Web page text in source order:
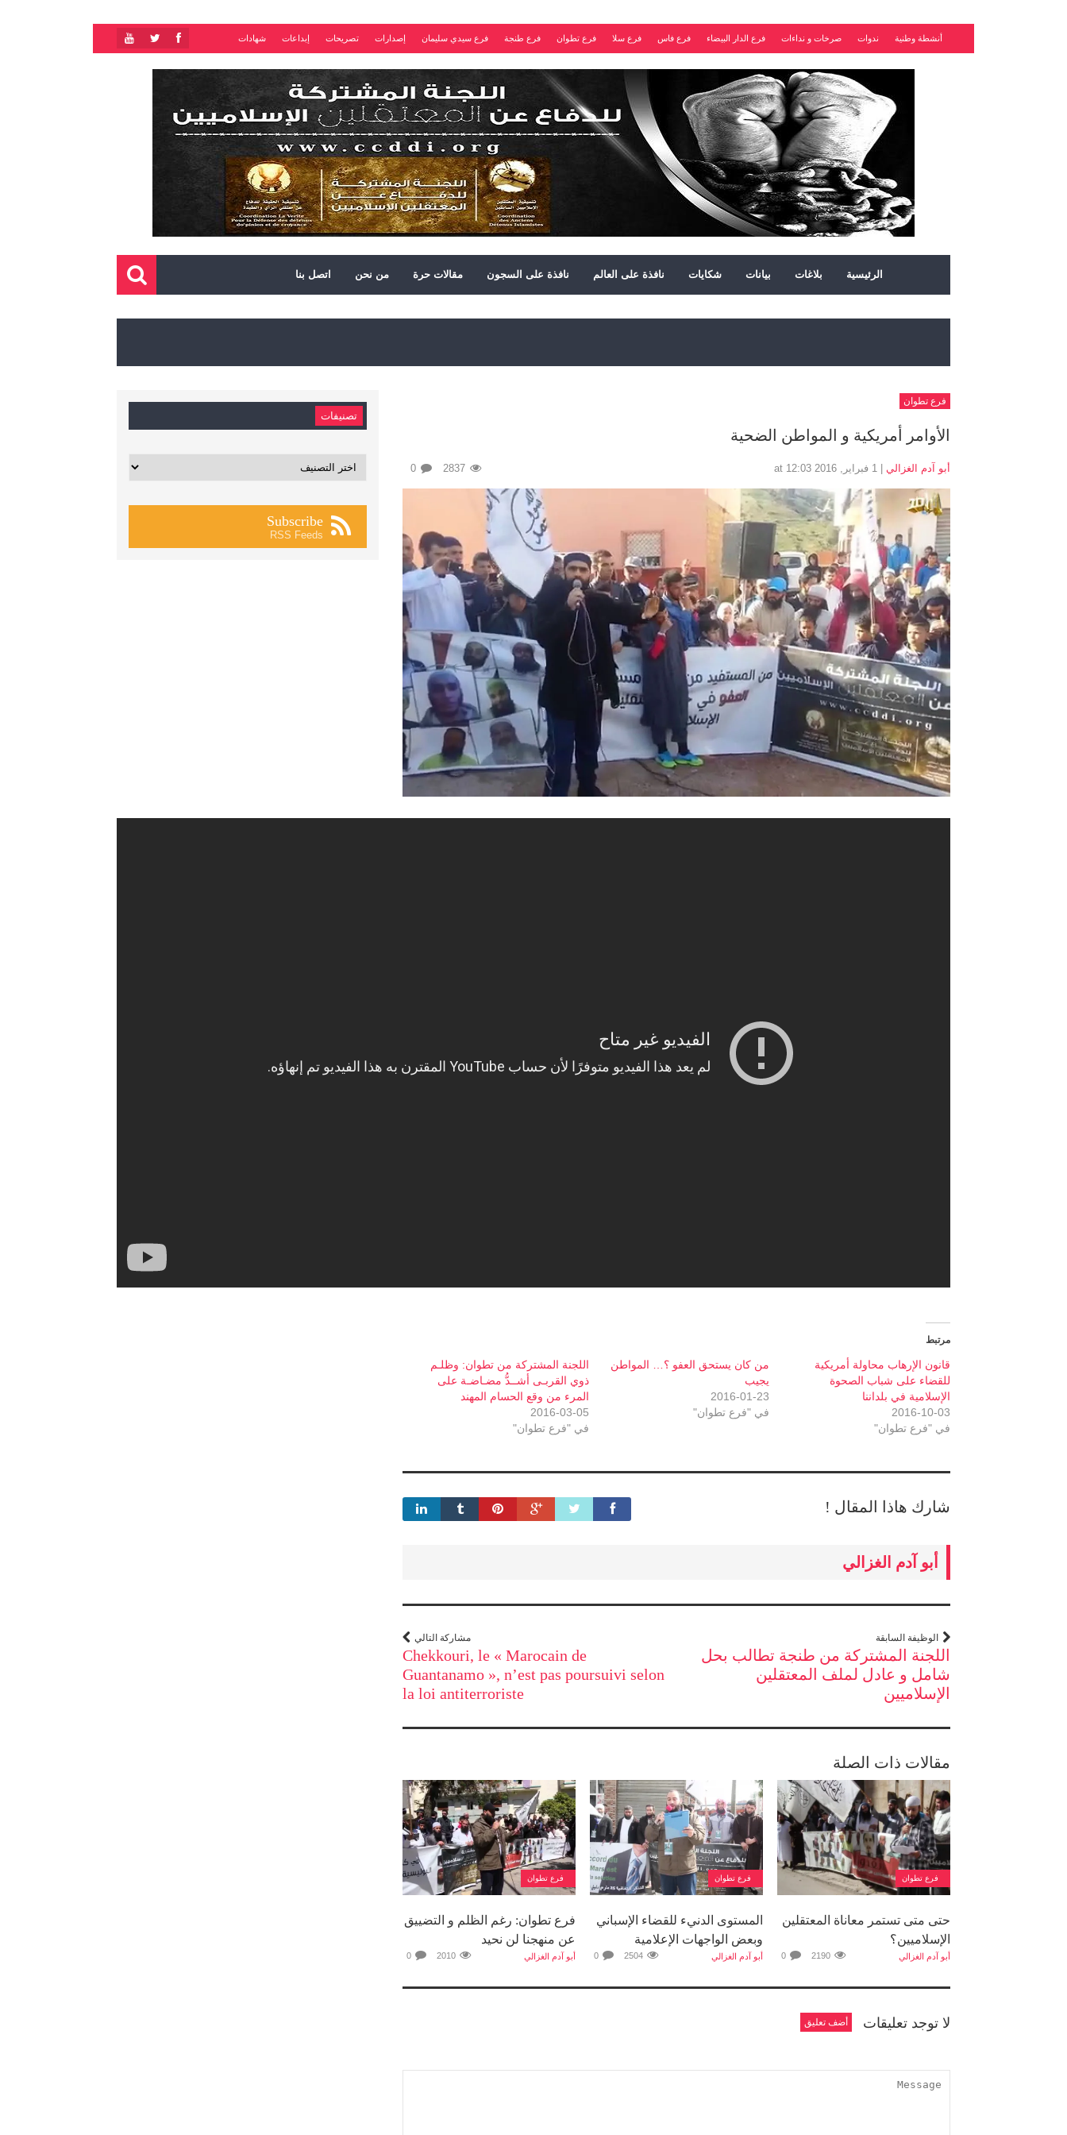
أنشطة وطنية ندوات صرخات و نداءات فرع الدار البيضاء فرع فاس فرع سلا فرع تطوان فرع طنجة فرع سيدي سليمان إصدارات تصريحات إبداعات شهادات
الرئيسية بلاغات بيانات شكايات نافذة على العالم نافذة على السجون مقالات حرة من نحن اتصل بنا
فرع تطوان
الأوامر أمريكية و المواطن الضحية
أبو آدم الغزالي 0
مرتبط
قانون الإرهاب محاولة أمريكية
للقضاء على شباب الصحوة
الإسلامية في بلداننا
2016-10-03
في "فرع تطوان"
من كان يستحق العفو ؟… المواطن
يجيب
2016-01-23
في "فرع تطوان"
اللجنة المشتركة من تطوان: وظلـم
ذوي القربـى أشــدُّ مضـاضـة على
المرء من وقع الحسام المهند
2016-03-05
في "فرع تطوان"
شارك هاذا المقال !
أبو آدم الغزالي
الوظيفة السابقة
اللجنة المشتركة من طنجة تطالب بحل
شامل و عادل لملف المعتقلين
الإسلاميين
مشاركة التالي
Chekkouri, le « Marocain de
Guantanamo », n’est pas poursuivi selon
la loi antiterroriste
مقالات ذات الصلة
فرع تطوان
حتى متى تستمر معاناة المعتقلين
الإسلاميين؟
أبو آدم الغزالي 0
فرع تطوان
المستوى الدنيء للقضاء الإسباني
وبعض الواجهات الإعلامية
أبو آدم الغزالي 0
فرع تطوان
فرع تطوان: رغم الظلم و التضييق
عن منهجنا لن نحيد
أبو آدم الغزالي 0
لا توجد تعليقات أضف تعليق
تصنيفات
تصنيفات
Subscribe
RSS Feeds